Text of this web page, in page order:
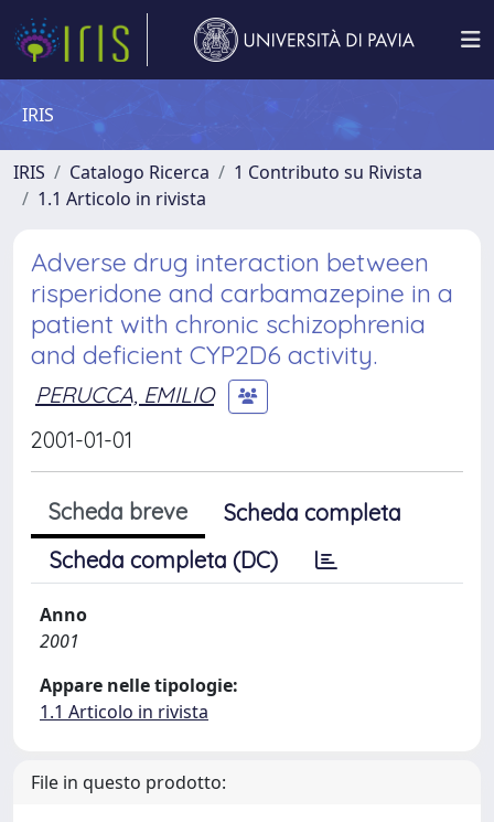
IRIS
IRIS Catalogo Ricerca
1 Contributo su Rivista
1.1 Articolo in rivista
Adverse drug interaction between
risperidone and carbamazepine in a
patient with chronic schizophrenia
and deficient CYP2D6 activity.
PERUCCA, EMILIO
2001-01-01
Scheda breve
Scheda completa
Scheda completa (DC)
Anno
2001
Appare nelle tipologie:
1.1 Articolo in rivista
File in questo prodotto: